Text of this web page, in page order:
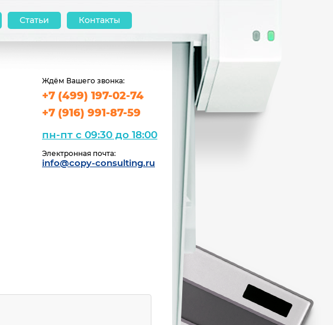
Статьи Контакты
Ждём Вашего звонка:
+7 (499) 197-02-74
+7 (916) 991-87-59
пн-пт с 09:30 до 18:00
Электронная почта:
info@copy-consulting.ru